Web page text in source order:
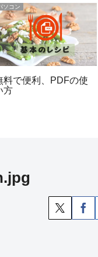
ソコン
料で便利、PDFの使
方